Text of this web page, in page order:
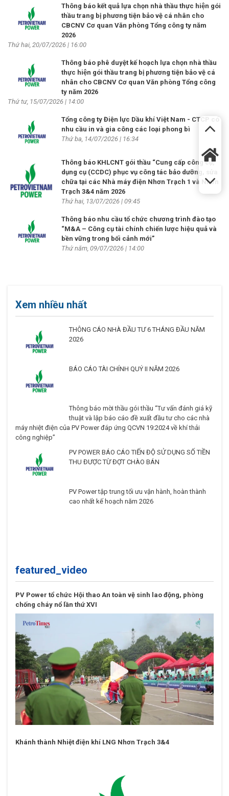
Thông báo kết quả lựa chọn nhà thầu thực hiện gói
thầu trang bị phương tiện bảo vệ cá nhân cho
CBCNV Cơ quan Văn phòng Tổng công ty năm
2026
Thứ hai, 20/07/2026 | 16:00
Thông báo phê duyệt kế hoạch lựa chọn nhà thầu
thực hiện gói thầu trang bị phương tiện bảo vệ cá
nhân cho CBCNV Cơ quan Văn phòng Tổng công
ty năm 2026
Thứ tư, 15/07/2026 | 14:00
Tổng công ty Điện lực Dầu khí Việt Nam - CTCP có
nhu cầu in và gia công các loại phong bì
Thứ ba, 14/07/2026 | 16:34
Thông báo KHLCNT gói thầu “Cung cấp công cụ,
dụng cụ (CCDC) phục vụ công tác bảo dưỡng, sửa
chữa tại các Nhà máy điện Nhơn Trạch 1 và Nhơn
Trạch 3&4 năm 2026
Thứ hai, 13/07/2026 | 09:45
Thông báo nhu cầu tổ chức chương trình đào tạo
“M&A – Công cụ tài chính chiến lược hiệu quả và
bền vững trong bối cảnh mới”
Thứ năm, 09/07/2026 | 14:00
Xem nhiều nhất
THÔNG CÁO NHÀ ĐẦU TƯ 6 THÁNG ĐẦU NĂM
2026
BÁO CÁO TÀI CHÍNH QUÝ II NĂM 2026
Thông báo mời thầu gói thầu “Tư vấn đánh giá kỹ
thuật và lập báo cáo đề xuất đầu tư cho các nhà
máy nhiệt điện của PV Power đáp ứng QCVN 19:2024 về khí thải
công nghiệp”
PV POWER BÁO CÁO TIẾN ĐỘ SỬ DỤNG SỐ TIỀN
THU ĐƯỢC TỪ ĐỢT CHÀO BÁN
PV Power tập trung tối ưu vận hành, hoàn thành
cao nhất kế hoạch năm 2026
featured_video
PV Power tổ chức Hội thao An toàn vệ sinh lao động, phòng
chống cháy nổ lần thứ XVI
Khánh thành Nhiệt điện khí LNG Nhơn Trạch 3&4